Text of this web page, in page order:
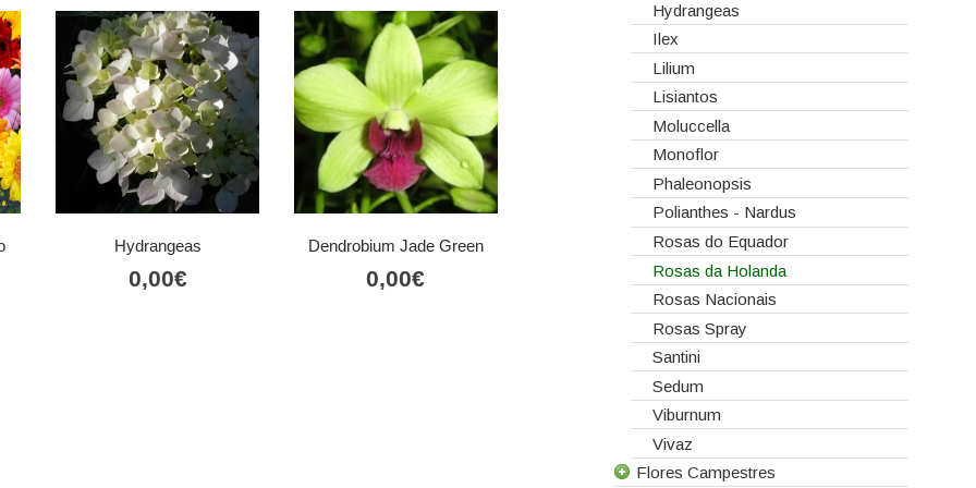
Hydrangeas
0,00€
Dendrobium Jade Green
0,00€
Hydrangeas
Ilex
Lilium
Lisiantos
Moluccella
Monoflor
Phaleonopsis
Polianthes - Nardus
Rosas do Equador
Rosas da Holanda
Rosas Nacionais
Rosas Spray
Santini
Sedum
Viburnum
Vivaz
Flores Campestres